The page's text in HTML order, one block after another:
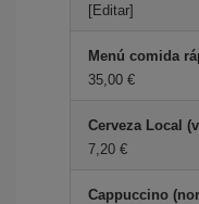
[Editar]
Menú comida
35,00 €
Cerveza Local
7,20 €
Cappuccino